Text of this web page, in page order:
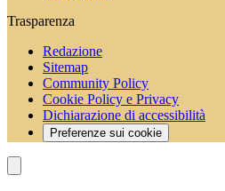
Trasparenza
Redazione
Sitemap
Community Policy
Cookie Policy e Privacy
Dichiarazione di accessibilità
Preferenze sui cookie